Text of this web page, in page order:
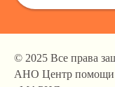
© 2025 Все права
АНО Центр помощи